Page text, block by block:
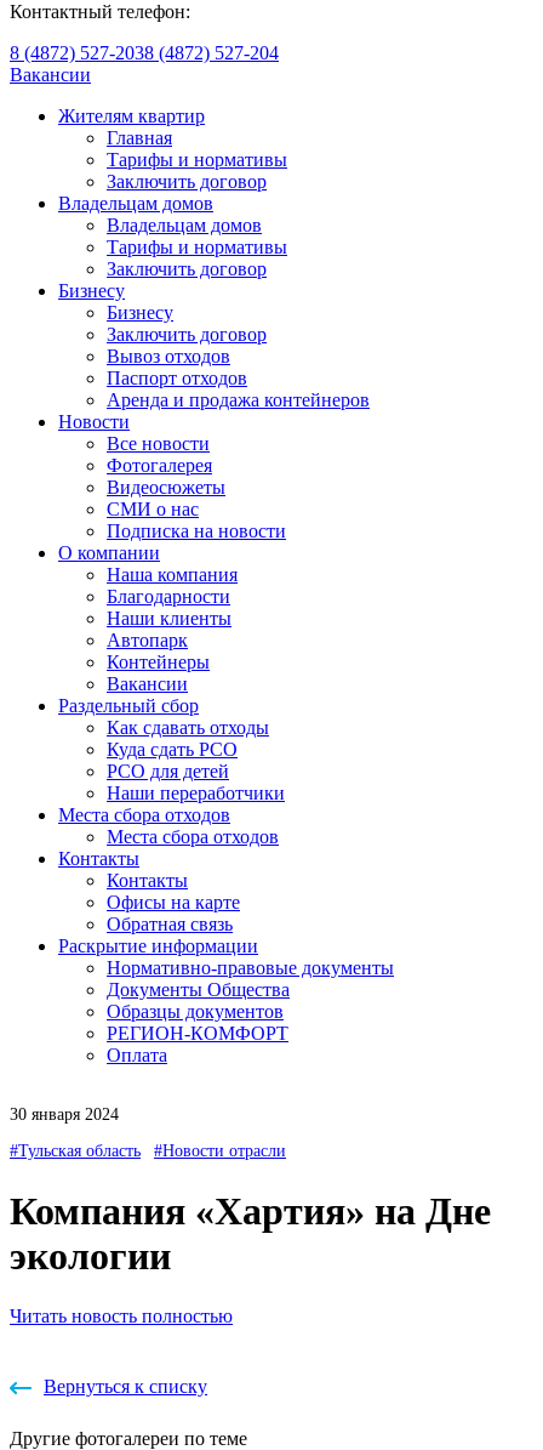
Контактный телефон:
8 (4872) 527-2038 (4872) 527-204
Вакансии
Жителям квартир
Главная
Тарифы и нормативы
Заключить договор
Владельцам домов
Владельцам домов
Тарифы и нормативы
Заключить договор
Бизнесу
Бизнесу
Заключить договор
Вывоз отходов
Паспорт отходов
Аренда и продажа контейнеров
Новости
Все новости
Фотогалерея
Видеосюжеты
СМИ о нас
Подписка на новости
О компании
Наша компания
Благодарности
Наши клиенты
Автопарк
Контейнеры
Вакансии
Раздельный сбор
Как сдавать отходы
Куда сдать РСО
РСО для детей
Наши переработчики
Места сбора отходов
Места сбора отходов
Контакты
Контакты
Офисы на карте
Обратная связь
Раскрытие информации
Нормативно-правовые документы
Документы Общества
Образцы документов
РЕГИОН-КОМФОРТ
Оплата
30 января 2024
#Тульская область
#Новости отрасли
Компания «Хартия» на Дне
экологии
Читать новость полностью
Вернуться к списку
Другие фотогалереи по теме